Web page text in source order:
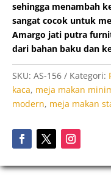
sehingga menambah
sangat cocok untuk
Amargo jati putra
dari bahan baku dan
SKU: AS-156 Kategori:
kaca, meja makan
modern, meja makan